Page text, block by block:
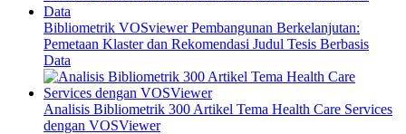
Bibliometrik VOSviewer Pembangunan Berkelanjutan:
Pemetaan Klaster dan Rekomendasi Judul Tesis Berbasis
Data
Analisis Bibliometrik 300 Artikel Tema Health Care Services
dengan VOSViewer